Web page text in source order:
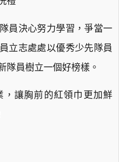
員決心努力學習，爭當一
立志處處以優秀少先隊員
隊員樹立一個好榜樣。
讓胸前的紅領巾更加鮮